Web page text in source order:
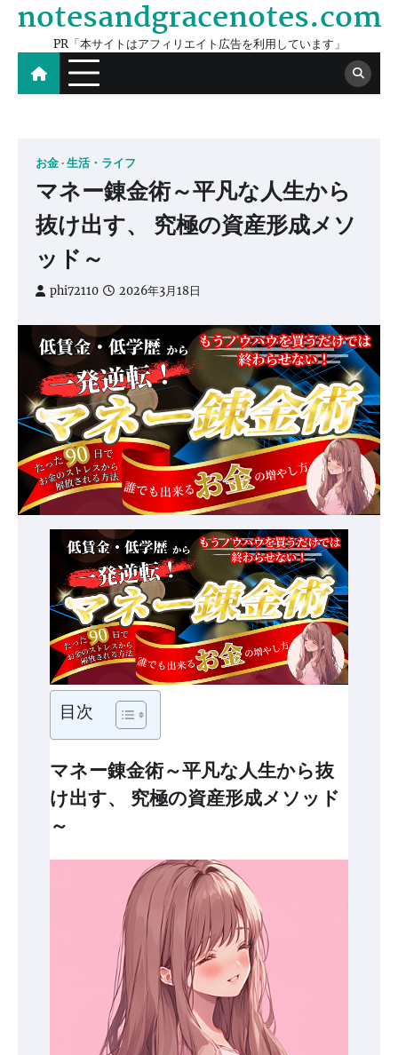
Skip
content
notesandgracenotes.com
PR「本サイトはアフィリエイト広告を利用しています」
お金 生活・ライフ
マネー錬金術～平凡な人生から
抜け出す、 究極の資産形成メソ
ッド～
phi72110 2026年3月18日
目次
マネー錬金術～平凡な人生から抜
け出す、 究極の資産形成メソッド
～